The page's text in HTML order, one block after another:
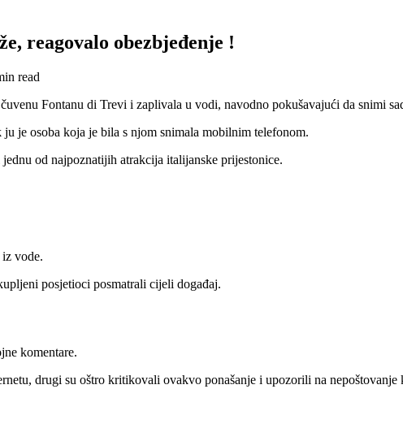
reagovalo obezbjeđenje !
read
Fontanu di Trevi i zaplivala u vodi, navodno pokušavajući da snimi
je osoba koja je bila s njom snimala mobilnim telefonom.
od najpoznatijih atrakcija italijanske prijestonice.
vode.
posjetioci posmatrali cijeli događaj.
komentare.
drugi su oštro kritikovali ovakvo ponašanje i upozorili na nepoštovanje